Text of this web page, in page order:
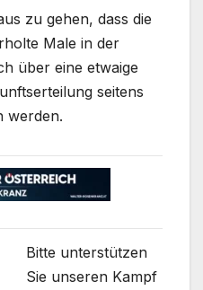
zu gehen, dass die
Male in der
über eine etwaige
seitens
werden.
Bitte unterstützen
Sie unseren Kampf